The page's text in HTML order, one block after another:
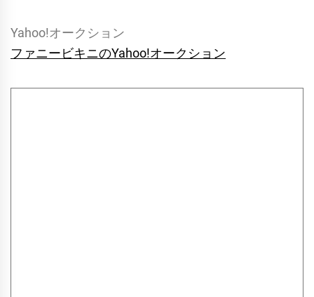
Yahoo!オークション
ファニービキニのYahoo!オークション